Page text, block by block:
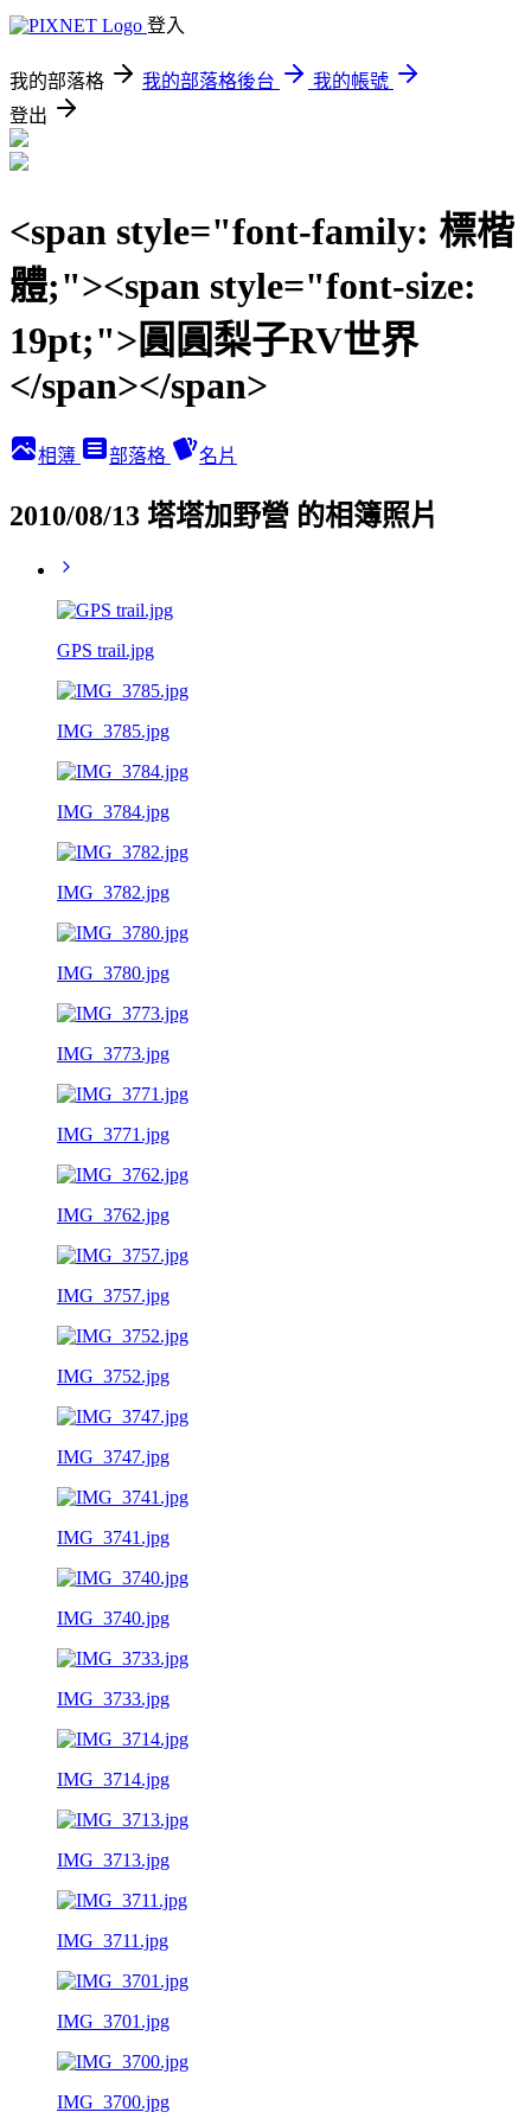
登入
我的部落格 我的部落格後台
我的帳號
登出
<span style="font-family: 標楷
體;"><span style="font-size:
19pt;">圓圓梨子RV世界
</span></span>
相簿 部落格 名片
2010/08/13 塔塔加野營 的相簿照片
GPS trail.jpg
IMG_3785.jpg
IMG_3784.jpg
IMG_3782.jpg
IMG_3780.jpg
IMG_3773.jpg
IMG_3771.jpg
IMG_3762.jpg
IMG_3757.jpg
IMG_3752.jpg
IMG_3747.jpg
IMG_3741.jpg
IMG_3740.jpg
IMG_3733.jpg
IMG_3714.jpg
IMG_3713.jpg
IMG_3711.jpg
IMG_3701.jpg
IMG_3700.jpg